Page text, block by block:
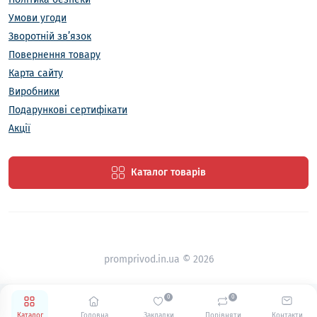
Каталог Головна Закладки
0
Порівняти
0
Контакти
отримуєте:
Гарантовану якість:
ретельний контроль якості на кожному етапі
виробництва.
Широкий асортимент:
редуктора, що відповідає вашим конкретним
потребам.
Професійну консультацію:Наші фахівці
допоможуть вам підібрати оптимальний варіант
Де купити 25 варіант складання
Придбати 25 варіант складання редуктора
Умови угоди
Зворотній зв’язок
Повернення товару
Карта сайту
Виробники
Подарункові сертифікати
Акції
Каталог товарів
promprivod.in.ua © 2026